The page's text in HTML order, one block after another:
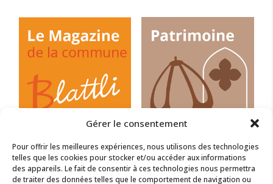
Gérer le consentement
Pour offrir les meilleures expériences, nous utilisons des technologies
telles que les cookies pour stocker et/ou accéder aux informations
des appareils. Le fait de consentir à ces technologies nous permettra
de traiter des données telles que le comportement de navigation ou